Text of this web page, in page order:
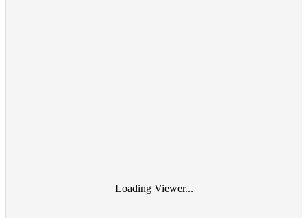
Loading Viewer...